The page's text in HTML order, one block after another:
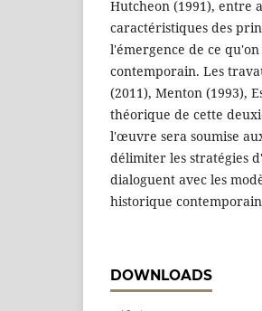
Hutcheon (1991), entre
caractéristiques des
l'émergence de ce
contemporain. Les
(2011), Menton (1993),
théorique de cette
l'œuvre sera soumise
délimiter les stratégies
dialoguent avec les
historique
DOWNLOADS